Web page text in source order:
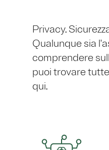
Privacy.
Qualunque sia
comprendere
puoi trovare
qui.